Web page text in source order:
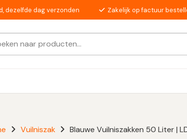
dezelfde dag verzonden Zakelijk op factuur
resultaten voor automatisch aanvullen
Vuilniszak Blauwe Vuilniszakken 50 Liter |